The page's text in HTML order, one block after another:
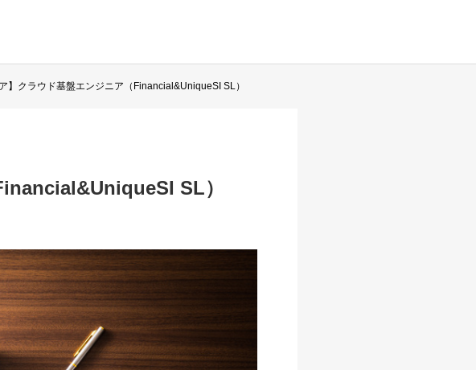
ア】クラウド基盤エンジニア（Financial&UniqueSI SL）
SL）